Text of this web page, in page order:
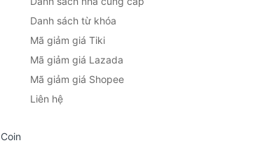
Danh sách từ khóa
Mã giảm giá Tiki
Mã giảm giá Lazada
Mã giảm giá Shopee
Liên hệ